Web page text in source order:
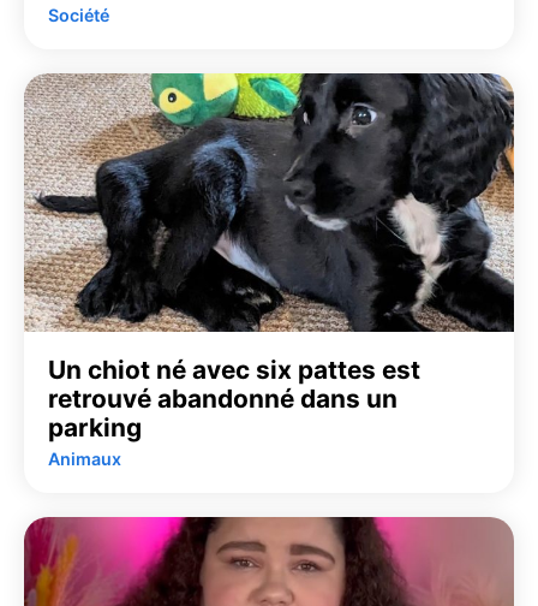
Société
Un chiot né avec six pattes est
retrouvé abandonné dans un
parking
Animaux